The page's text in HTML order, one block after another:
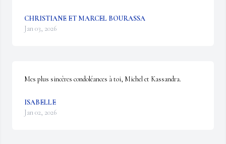
CHRISTIANE ET MARCEL BOURASSA
Jan 03, 2026
Mes plus sincères condoléances à toi, Michel et Kassandra.
ISABELLE
Jan 02, 2026